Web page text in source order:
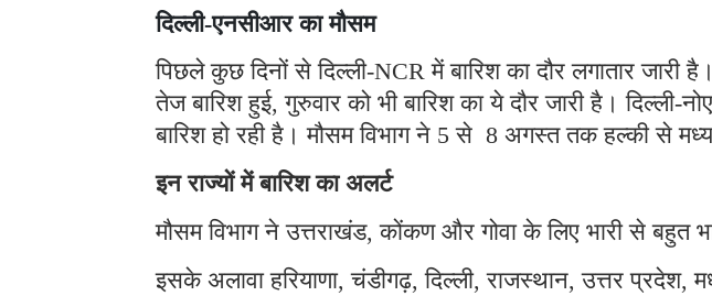
दिल्ली-एनसीआर का मौसम
पिछले कुछ दिनों से दिल्ली-NCR में बारिश का दौर लगातार जारी
तेज बारिश हुई, गुरुवार को भी बारिश का ये दौर जारी है। दिल्ली-
बारिश हो रही है। मौसम विभाग ने 5 से 8 अगस्त तक हल्की से
इन राज्यों में बारिश का अलर्ट
मौसम विभाग ने उत्तराखंड, कोंकण और गोवा के लिए भारी से बहुत
इसके अलावा हरियाणा, चंडीगढ़, दिल्ली, राजस्थान, उत्तर प्रदेश,